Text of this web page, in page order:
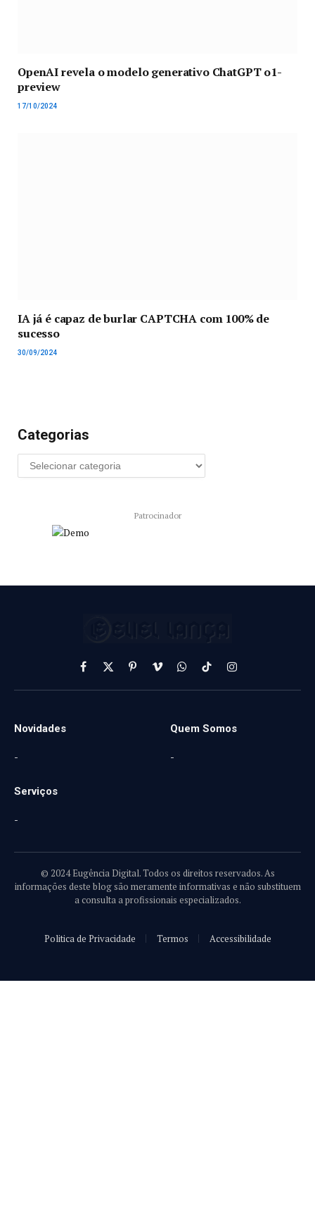
OpenAI revela o modelo generativo ChatGPT o1-
preview
17/10/2024
IA já é capaz de burlar CAPTCHA com 100% de
sucesso
30/09/2024
Categorias
Patrocinador
Facebook
X
(Twitter)
PinterestVimeoWhatsApp
TikTokInstagram
Novidades
-
Quem Somos
-
Serviços
-
© 2024 Eugência Digital. Todos os direitos reservados. As
informações deste blog são meramente informativas e não substituem
a consulta a profissionais especializados.
Politica de Privacidade Termos Accessibilidade